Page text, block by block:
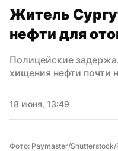
Житель
нефти для
Полицейские
хищения нефти почти
18 июня, 13:49
Фото: Paymaster/Shutterstock/